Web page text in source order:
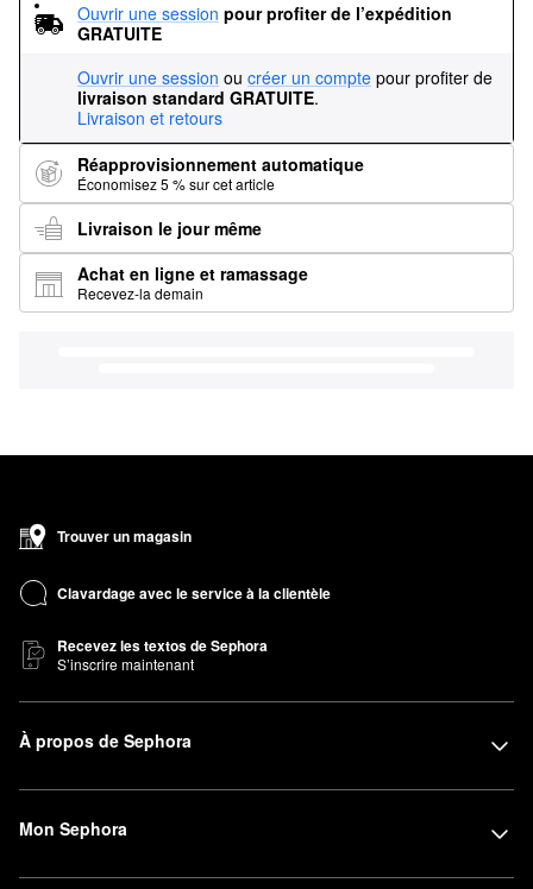
Ouvrir une session pour profiter de l’expédition
GRATUITE
Ouvrir une session ou créer un compte pour profiter de
livraison standard GRATUITE.
Livraison et retours
Réapprovisionnement automatique
Économisez 5 % sur cet article
Livraison le jour même
Achat en ligne et ramassage
Recevez-la demain
Trouver un magasin
Clavardage avec le service à la clientèle
Recevez les textos de Sephora
S’inscrire maintenant
À propos de Sephora
Mon Sephora